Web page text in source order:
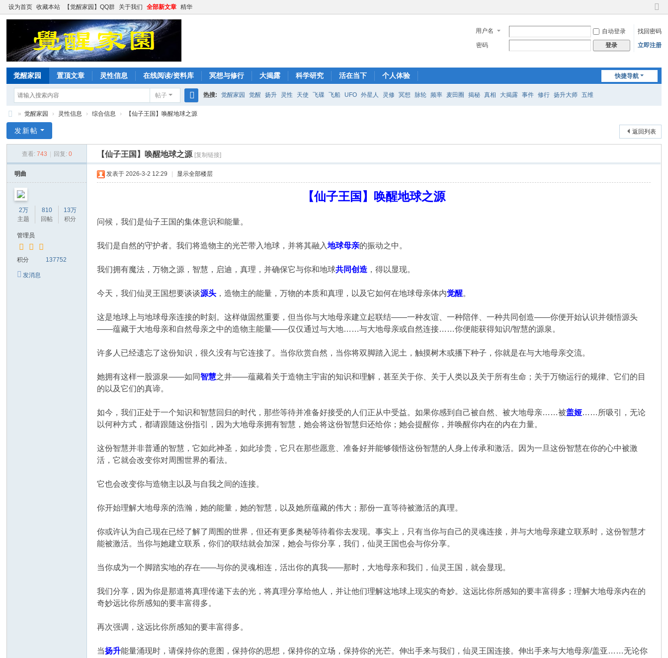
设为首页 收藏本站 【觉醒家园】QQ群 关于我们 全部新文章 精华
切
到
窄
用户名 自动登录
找回密码
密码
登录 立即注册
快捷导航
觉醒家园 置顶文章 灵性信息 在线阅读/资料库 冥想与修行 大揭露 科学研究 活在当下 个人体验
帖子
搜
热搜: 觉醒家园 觉醒 扬升 灵性 天使 飞碟 飞船 UFO 外星人 灵修 冥想 脉轮 频率 麦田圈 揭秘 真相 大揭露 事件 修行 扬升大师 五维
醒
园
» 觉醒家园 › 灵性信息 › 综合信息 › 【仙子王国】唤醒地球之源
返回列表
发新帖
查看: 743 回复: 0 【仙子王国】唤醒地球之源 [复制链接]
明曲
2万
主题
810
回帖
13万
积分
管理员
积分 137752
发消息
发表于 2026-3-2 12:29 显示全部楼层
【仙子王国】唤醒地球之源
问候，我们是仙子王国的集体意识和能量。
我们是自然的守护者。我们将造物主的光芒带入地球，并将其融入地球母亲的振动之中。
我们拥有魔法，万物之源，智慧，启迪，真理，并确保它与你和地球共同创造 ，得以显现。
今天，我们仙灵王国想要谈谈源头 ，造物主的能量，万物的本质和真理，以及它如何在地球母亲体内觉醒。
这是地球上与地球母亲连接的时刻。这样做固然重要，但当你与大地母亲建立起联结——一种友谊、一种陪伴、一种共同创造——你便开始认识并领悟源头
——蕴藏于大地母亲和自然母亲之中的造物主能量——仅仅通过与大地……与大地母亲或自然连接……你便能获得知识/智慧的源泉。
许多人已经遗忘了这份知识，很久没有与它连接了。当你欣赏自然，当你将双脚踏入泥土，触摸树木或播下种子，你就是在与大地母亲交流。
她拥有这样一股源泉——如同智慧之井——蕴藏着关于造物主宇宙的知识和理解，甚至关于你、关于人类以及关于所有生命；关于万物运行的规律、它们的目
的以及它们的真谛。
如今，我们正处于一个知识和智慧回归的时代，那些等待并准备好接受的人们正从中受益。如果你感到自己被自然、被大地母亲……被盖娅……所吸引，无论
以何种方式，都请跟随这份指引，因为大地母亲拥有智慧，她会将这份智慧归还给你；她会提醒你，并唤醒你内在的内在力量。
这份智慧并非普通的智慧，它如此神圣，如此珍贵，它只在那些愿意、准备好并能够领悟这份智慧的人身上传承和激活。因为一旦这份智慧在你的心中被激
活，它就会改变你对周围世界的看法。
它也会改变你与造物主以及与自我之间的连接。
你开始理解大地母亲的浩瀚，她的能量，她的智慧，以及她所蕴藏的伟大；那份一直等待被激活的真理。
你或许认为自己现在已经了解了周围的世界，但还有更多奥秘等待着你去发现。事实上，只有当你与自己的灵魂连接，并与大地母亲建立联系时，这份智慧才
能被激活。当你与她建立联系，你们的联结就会加深，她会与你分享，我们，仙灵王国也会与你分享。
当你成为一个脚踏实地的存在——与你的灵魂相连，活出你的真我——那时，大地母亲和我们，仙灵王国，就会显现。
我们分享，因为你是那道将真理传递下去的光，将真理分享给他人，并让他们理解这地球上现实的奇妙。这远比你所感知的要丰富得多；理解大地母亲内在的
奇妙远比你所感知的要丰富得多。
再次强调，这远比你所感知的要丰富得多。
当扬升能量涌现时，请保持你的意图，保持你的思想，保持你的立场，保持你的光芒。伸出手来与我们，仙灵王国连接。伸出手来与大地母亲/盖亚……无论你